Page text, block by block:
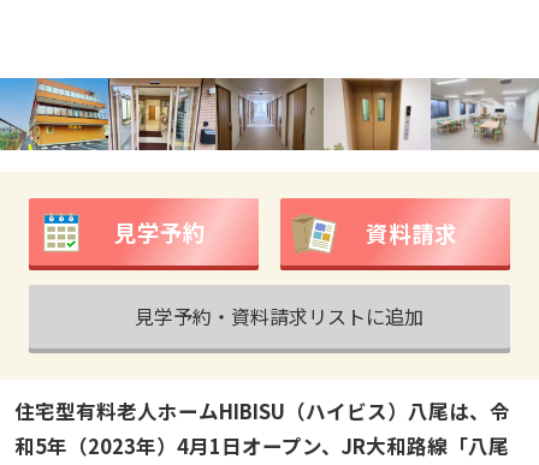
見学予約 資料請求
見学予約・資料請求リストに追加
住宅型有料老人ホームHIBISU（ハイビス）八尾は、令
和5年（2023年）4月1日オープン、JR大和路線「八尾